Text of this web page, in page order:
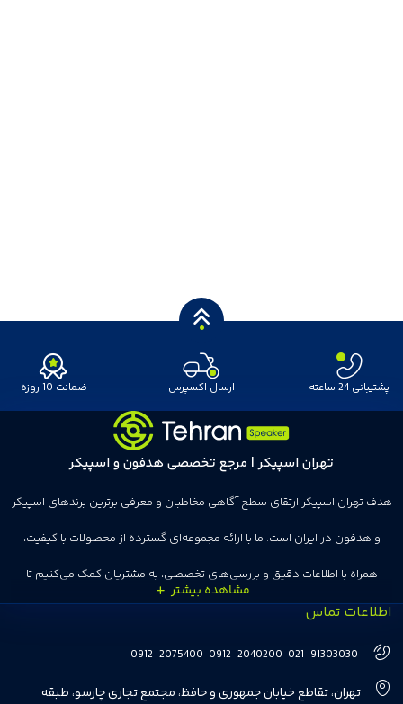
پشتیبانی 24 ساعته ارسال اکسپرس ضمانت 10 روزه
تهران اسپیکر | مرجع تخصصی هدفون و اسپیکر
هدف تهران اسپیکر ارتقای سطح آگاهی مخاطبان و معرفی برترین برندهای اسپیکر
و هدفون در ایران است. ما با ارائه مجموعه‌ای گسترده از محصولات با کیفیت،
همراه با اطلاعات دقیق و بررسی‌های تخصصی، به مشتریان کمک می‌کنیم تا
انتخاب‌های درست و هوشمندانه‌ای داشته باشند. تهران اسپیکر با تجربه‌ای بیش از
هفت سال در این زمینه، بر ایجاد تجربه خریدی آسان، سریع و مطمئن تمرکز دارد تا
مشتریان بتوانند با خیالی آسوده از انتخاب خود لذت ببرند. ما به رضایت و اعتماد
اطلاعات تماس
021-91303030
0912-2040200
0912-2075400
تهران، تقاطع خیابان جمهوری و حافظ، مجتمع تجاری چارسو، طبقه